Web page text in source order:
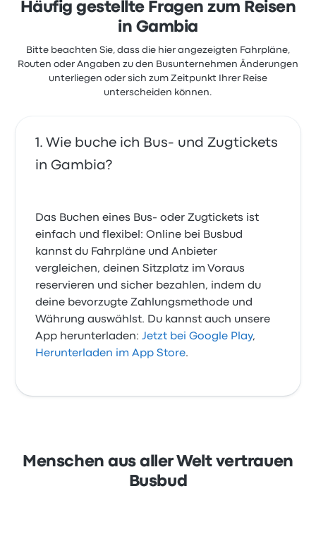
Häufig gestellte Fragen zum Reisen
in Gambia
Bitte beachten Sie, dass die hier angezeigten Fahrpläne,
Routen oder Angaben zu den Busunternehmen Änderungen
unterliegen oder sich zum Zeitpunkt Ihrer Reise
unterscheiden können.
Wie buche ich Bus- und Zugtickets
in Gambia?
Das Buchen eines Bus- oder Zugtickets ist
einfach und flexibel: Online bei Busbud
kannst du Fahrpläne und Anbieter
vergleichen, deinen Sitzplatz im Voraus
reservieren und sicher bezahlen, indem du
deine bevorzugte Zahlungsmethode und
Währung auswählst. Du kannst auch unsere
App herunterladen:Jetzt bei Google Play,
Herunterladen im App Store.
Menschen aus aller Welt vertrauen
Busbud